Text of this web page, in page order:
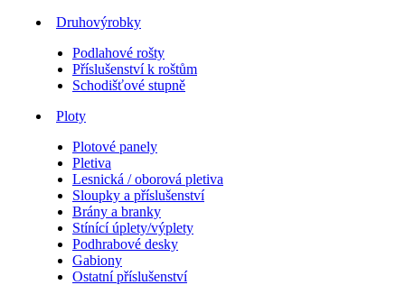
Druhovýrobky
Podlahové rošty
Příslušenství k roštům
Schodišťové stupně
Ploty
Plotové panely
Pletiva
Lesnická / oborová pletiva
Sloupky a příslušenství
Brány a branky
Stínící úplety/výplety
Podhrabové desky
Gabiony
Ostatní příslušenství